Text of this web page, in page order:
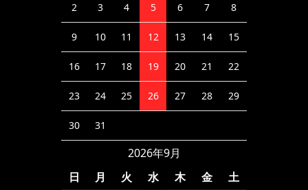
2 3 4 5 6 7 8
9 10 11 12 13 14 15
16 17 18 19 20 21 22
23 24 25 26 27 28 29
30 31
2026年9月
日
月 火 水 木 金 土